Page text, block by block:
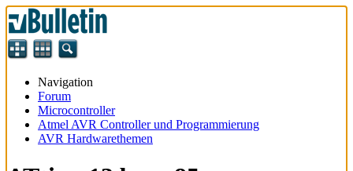
Navigation
Forum
Microcontroller
Atmel AVR Controller und Programmierung
AVR Hardwarethemen